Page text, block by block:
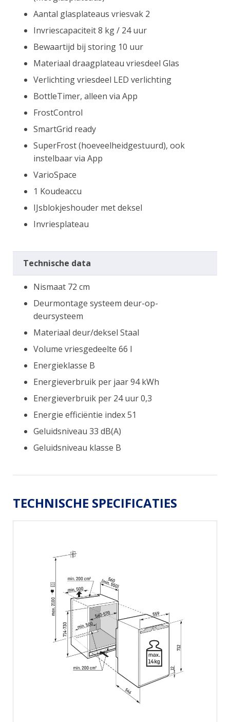
Aantal glasplateaus vriesvak 2
Invriescapaciteit 8 kg / 24 uur
Bewaartijd bij storing 10 uur
Materiaal draagplateau vriesdeel Glas
Verlichting vriesdeel LED verlichting
BottleTimer, alleen via App
FrostControl
SmartGrid ready
SuperFrost (hoeveelheidgestuurd), ook
instelbaar via App
VarioSpace
1 Koudeaccu
IJsblokjeshouder met deksel
Invriesplateau
Technische data
Nismaat 72 cm
Deurmontage systeem deur-op-
deursysteem
Materiaal deur/deksel Staal
Volume vriesgedeelte 66 l
Energieklasse B
Energieverbruik per jaar 94 kWh
Energieverbruik per 24 uur 0,3
Energie efficiëntie index 51
Geluidsniveau 33 dB(A)
Geluidsniveau klasse B
TECHNISCHE SPECIFICATIES